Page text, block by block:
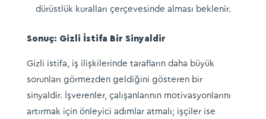
dürüstlük kuralları çerçevesinde alması beklenir.
Sonuç: Gizli İstifa Bir Sinyaldir
Gizli istifa, iş ilişkilerinde tarafların daha büyük
sorunları görmezden geldiğini gösteren bir
sinyaldir. İşverenler, çalışanlarının motivasyonlarını
artırmak için önleyici adımlar atmalı; işçiler ise